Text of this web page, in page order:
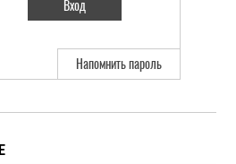
Напомнить пароль